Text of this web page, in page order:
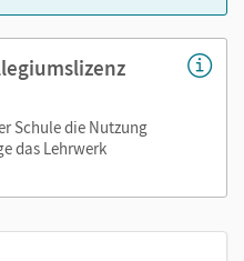
Beamer
Kopiervorlagen
zum inklusiven
auf lernen.cornelsen.de
Schule die Nutzung
das Lehrwerk